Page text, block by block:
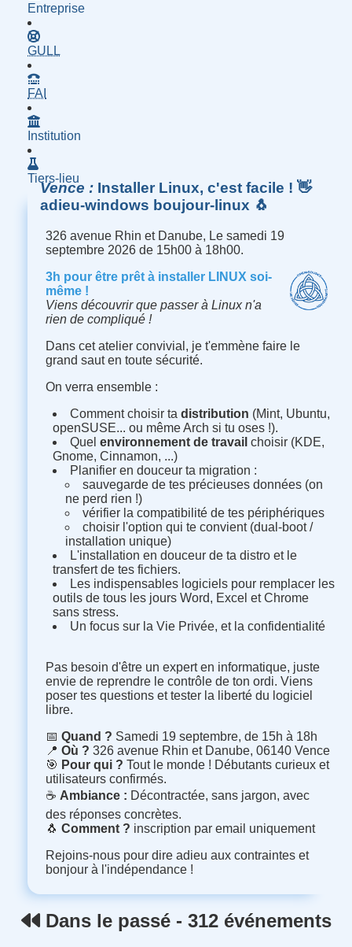
Entreprise
GULL
FAI
Institution
Tiers-lieu
Vence Installer Linux, c'est facile ! 👋
adieu-windows boujour-linux 🐧
326 avenue Rhin et Danube, Le samedi 19
septembre 2026 de 15h00 à 18h00.
3h pour être prêt à installer LINUX soi-
même !
Viens découvrir que passer à Linux n'a
rien de compliqué !
Dans cet atelier convivial, je t'emmène faire le
grand saut en toute sécurité.
On verra ensemble :
Comment choisir tadistribution (Mint, Ubuntu,
openSUSE... ou même Arch si tu oses !).
Quelenvironnement de travail choisir (KDE,
Gnome, Cinnamon, ...)
Planifier en douceur ta migration :
sauvegarde de tes précieuses données (on
ne perd rien !)
vérifier la compatibilité de tes périphériques
choisir l'option qui te convient (dual-boot /
installation unique)
L'installation en douceur de ta distro et le
transfert de tes fichiers.
Les indispensables logiciels pour remplacer les
outils de tous les jours Word, Excel et Chrome
sans stress.
Un focus sur la Vie Privée, et la confidentialité
Pas besoin d'être un expert en informatique, juste
envie de reprendre le contrôle de ton ordi. Viens
poser tes questions et tester la liberté du logiciel
libre.
📅 Quand ? Samedi 19 septembre, de 15h à 18h
📍 Où ? 326 avenue Rhin et Danube, 06140 Vence
🎯 Pour qui ? Tout le monde ! Débutants curieux et
utilisateurs confirmés.
☕ Ambiance : Décontractée, sans jargon, avec
des réponses concrètes.
🐧 Comment ? inscription par email uniquement
Rejoins-nous pour dire adieu aux contraintes et
bonjour à l'indépendance !
Dans le passé - 312 événements